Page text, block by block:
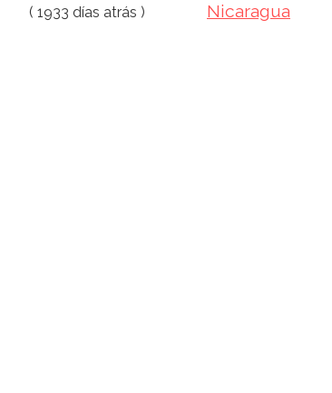
( 1933 días atrás )
Nicaragua